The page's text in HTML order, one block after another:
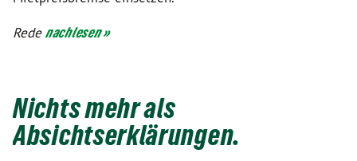
Redenachlesen »
Nichts mehr als
Absichtserklärungen.